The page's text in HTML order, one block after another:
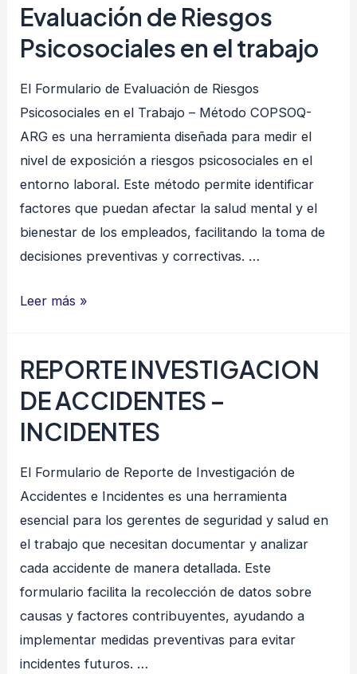
DE
LA
A
TIERRA
Y
CONTINUIDAD
DE
LAS
MASAS
Evaluación de Riesgos
Psicosociales en el trabajo
El Formulario de Evaluación de Riesgos
Psicosociales en el Trabajo – Método COPSOQ-
ARG es una herramienta diseñada para medir el
nivel de exposición a riesgos psicosociales en el
entorno laboral. Este método permite identificar
factores que puedan afectar la salud mental y el
bienestar de los empleados, facilitando la toma de
decisiones preventivas y correctivas. …
Evaluación
Psicosociales en
el
trabajo
Leer más »
REPORTE INVESTIGACION
DE ACCIDENTES –
INCIDENTES
El Formulario de Reporte de Investigación de
Accidentes e Incidentes es una herramienta
esencial para los gerentes de seguridad y salud en
el trabajo que necesitan documentar y analizar
cada accidente de manera detallada. Este
formulario facilita la recolección de datos sobre
causas y factores contribuyentes, ayudando a
implementar medidas preventivas para evitar
incidentes futuros. …